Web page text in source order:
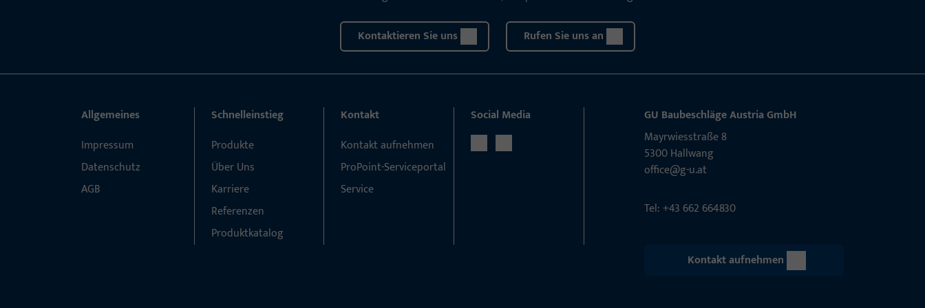
Kontaktieren Sie uns Rufen Sie uns an
Allgemeines
Impressum
Datenschutz
AGB
Schnelleinstieg
Produkte
Über Uns
Karriere
Referenzen
Produktkatalog
Kontakt
Kontakt aufnehmen
ProPoint-Serviceportal
Service
Social Media
GU Baubeschläge Aus­tria GmbH
Mayrwies­straße 8
5300 Hall­wang
office@g-u.at
Tel: +43 662 664830
Kontakt aufnehmen